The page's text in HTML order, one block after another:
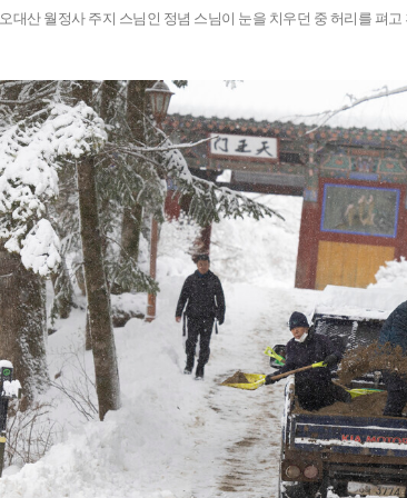
오대산 월정사 주지 스님인 정념 스님이 눈을 치우던 중 허리를 펴고